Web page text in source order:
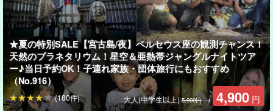
冷たいグラスへと注ぎ、しぼりたての天然の甘さを堪能しましょ
う。
★夏の特別SALE【宮古島/夜】ペルセウス座の観測チャンス！
天然のプラネタリウム！星空＆亜熱帯ジャングルナイトツア
ー♪当日予約OK！子連れ家族・団体旅行にもおすすめ
（No.916）
大人(中学生以上)5,900円→ 4,900 円
(180件)